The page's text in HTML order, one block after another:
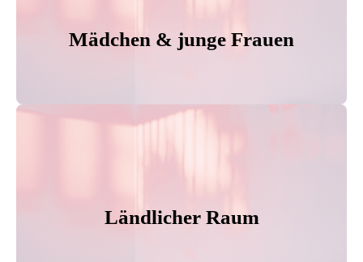
Mädchen & junge Frauen
Ländlicher Raum